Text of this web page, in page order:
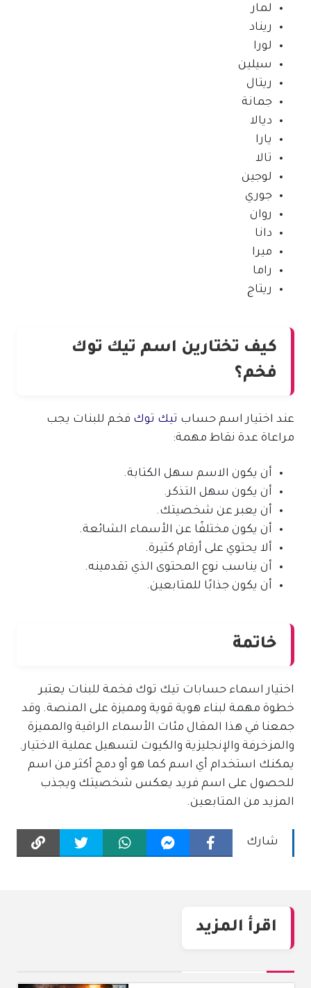
لمار
ريناد
لورا
سيلين
ريتال
جمانة
ديالا
يارا
تالا
لوجين
جوري
روان
دانا
ميرا
راما
ريتاج
كيف تختارين اسم تيك توك
فخم؟
عند اختيار اسم حساب تيك توك فخم للبنات يجب
مراعاة عدة نقاط مهمة:
أن يكون الاسم سهل الكتابة.
أن يكون سهل التذكر.
أن يعبر عن شخصيتك.
أن يكون مختلفًا عن الأسماء الشائعة.
ألا يحتوي على أرقام كثيرة.
أن يناسب نوع المحتوى الذي تقدمينه.
أن يكون جذابًا للمتابعين.
خاتمة
اختيار اسماء حسابات تيك توك فخمة للبنات يعتبر
خطوة مهمة لبناء هوية قوية ومميزة على المنصة. وقد
جمعنا في هذا المقال مئات الأسماء الراقية والمميزة
والمزخرفة والإنجليزية والكيوت لتسهيل عملية الاختيار.
يمكنك استخدام أي اسم كما هو أو دمج أكثر من اسم
للحصول على اسم فريد يعكس شخصيتك ويجذب
المزيد من المتابعين.
شارك
اقرأ المزيد